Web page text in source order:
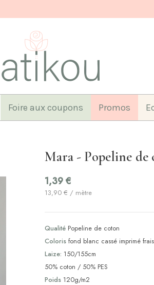
Foire aux coupons Promos
Mara - Popeline de
1,39 €
13,90 € / mètre
QualitéPopeline de coton
Coloris fond blanc cassé imprimé
Laize: 150/155cm
50% coton / 50% PES
Poids120g/m2